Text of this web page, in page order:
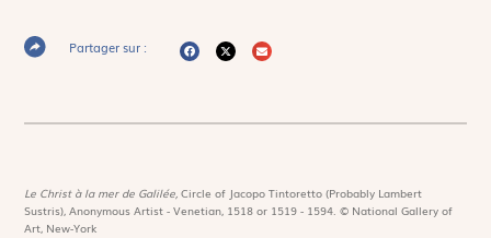
Partager sur :
Le Christ à la mer de Galilée,Circle of Jacopo Tintoretto (Probably Lambert
Sustris), Anonymous Artist - Venetian, 1518 or 1519 - 1594. © National Gallery of
Art, New-York